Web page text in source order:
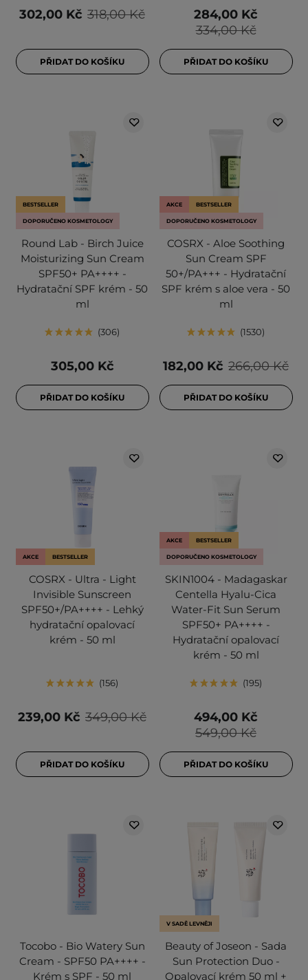
318,00 Kč
302,00 Kč
PŘIDAT DO KOŠÍKU
334,00 Kč
284,00 Kč
PŘIDAT DO KOŠÍKU
BESTSELLER
DOPORUČENO KOSMETOLOGY
Round Lab - Birch Juice
Moisturizing Sun Cream
SPF50+ PA++++ -
Hydratační SPF krém - 50
ml
306
305,00 Kč
PŘIDAT DO KOŠÍKU
AKCE BESTSELLER
DOPORUČENO KOSMETOLOGY
COSRX - Aloe Soothing
Sun Cream SPF
50+/PA+++ - Hydratační
SPF krém s aloe vera - 50
ml
1530
266,00 Kč
182,00 Kč
PŘIDAT DO KOŠÍKU
AKCE BESTSELLER
COSRX - Ultra - Light
Invisible Sunscreen
SPF50+/PA++++ - Lehký
hydratační opalovací
krém - 50 ml
156
349,00 Kč
239,00 Kč
PŘIDAT DO KOŠÍKU
AKCE BESTSELLER
DOPORUČENO KOSMETOLOGY
SKIN1004 - Madagaskar
Centella Hyalu-Cica
Water-Fit Sun Serum
SPF50+ PA++++ -
Hydratační opalovací
krém - 50 ml
195
549,00 Kč
494,00 Kč
PŘIDAT DO KOŠÍKU
Tocobo - Bio Watery Sun
Cream - SPF50 PA++++ -
Krém s SPF - 50 ml
V SADĚ LEVNĚJI
Beauty of Joseon - Sada
Sun Protection Duo -
Opalovací krém 50 ml +